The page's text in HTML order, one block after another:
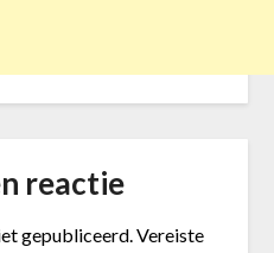
reactie
gepubliceerd.Vereiste